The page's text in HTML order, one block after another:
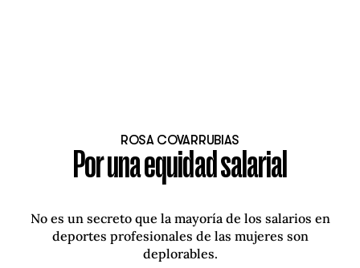
ROSA COVARRUBIAS
Por una equidad salarial
No es un secreto que la mayoría de los salarios en
deportes profesionales de las mujeres son
deplorables.